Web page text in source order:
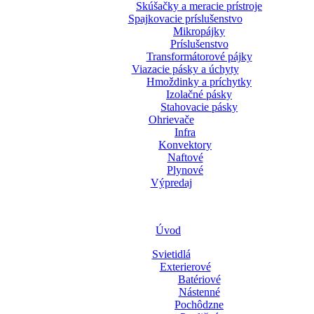
Skúšačky a meracie prístroje
Spajkovacie príslušenstvo
Mikropájky
Príslušenstvo
Transformátorové pájky
Viazacie pásky a úchyty
Hmoždinky a príchytky
Izolačné pásky
Stahovacie pásky
Ohrievače
Infra
Konvektory
Naftové
Plynové
Výpredaj
Úvod
Svietidlá
Exterierové
Batériové
Nástenné
Pochôdzne